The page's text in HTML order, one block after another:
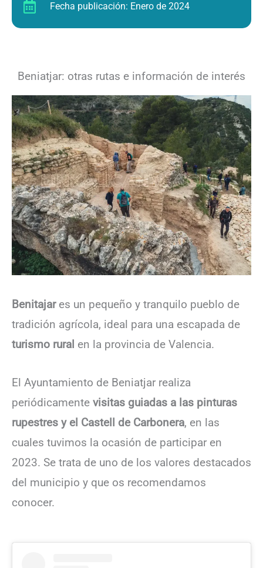
Fecha publicación: Enero de 2024
Beniatjar: otras rutas e información de interés
Benitajares un pequeño y tranquilo pueblo de
tradición agrícola, ideal para una escapada de
turismo rural en la provincia de Valencia.
El Ayuntamiento de Beniatjar realiza
periódicamente visitas guiadas a las pinturas
rupestres y el Castell de Carbonera, en las
cuales tuvimos la ocasión de participar en
2023. Se trata de uno de los valores destacados
del municipio y que os recomendamos
conocer.